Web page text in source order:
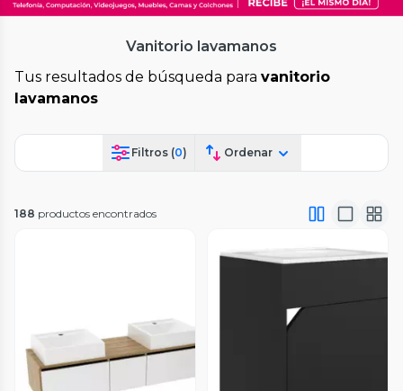
Vanitorio lavamanos
Tus resultados de búsqueda para vanitorio
lavamanos
Filtros (0) Ordenar
188 productos encontrados